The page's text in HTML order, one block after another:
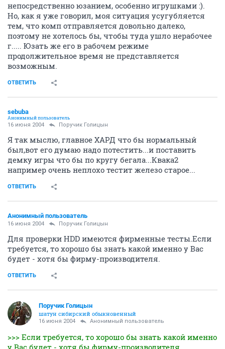
непосредственно юзанием, особенно игрушками :).
Но, как я уже говорил, моя ситуация усугубляется
тем, что комп отправляется довольно далеко,
поэтому не хотелось бы, чтобы туда ушло нерабочее
г..... Юзать же его в рабочем режиме
продолжительное время не представляется
возможным.
ОТВЕТИТЬ
sebuba
Анонимный пользователь
16 июня 2004 Поручик Голицын
Я так мыслю, главное ХАРД что бы нормальный
был,вот его думаю надо потестить...и поставить
демку игры что бы по кругу бегала...Квака2
например очень неплохо тестит железо старое...
ОТВЕТИТЬ
Анонимный пользователь
16 июня 2004 Поручик Голицын
Для проверки HDD имеются фирменные тесты.Если
требуется, то хорошо бы знать какой именно у Вас
будет - хотя бы фирму-производителя.
ОТВЕТИТЬ
Поручик Голицын
шатун сибирский обыкновенный
16 июня 2004 Анонимный пользователь
>>> Если требуется, то хорошо бы знать какой именно
у Вас будет - хотя бы фирму-производителя.